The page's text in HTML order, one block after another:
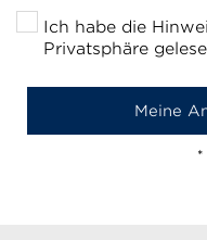
Ich habe die
Privatsphäre
*